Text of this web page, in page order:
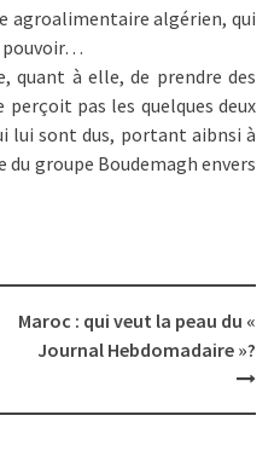
agroalimentaire algérien, qui
pouvoir…
quant à elle, de prendre des
perçoit pas les quelques deux
lui sont dus, portant aibnsi à
du groupe Boudemagh envers
Maroc : qui veut la peau du «
Journal Hebdomadaire »?